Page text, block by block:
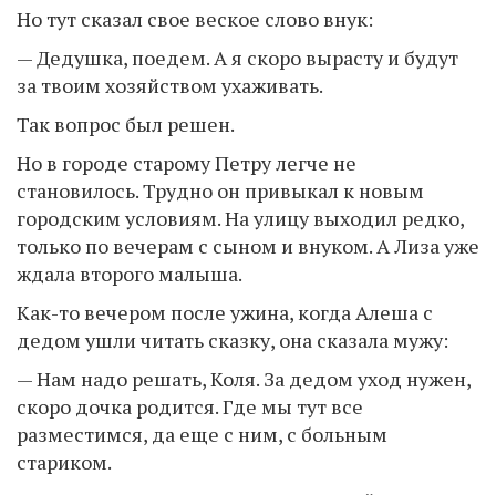
Но тут сказал свое веское слово внук:
— Дедушка, поедем. А я скоро вырасту и будут
за твоим хозяйством ухаживать.
Так вопрос был решен.
Но в городе старому Петру легче не
становилось. Трудно он привыкал к новым
городским условиям. На улицу выходил редко,
только по вечерам с сыном и внуком. А Лиза уже
ждала второго малыша.
Как-то вечером после ужина, когда Алеша с
дедом ушли читать сказку, она сказала мужу:
— Нам надо решать, Коля. За дедом уход нужен,
скоро дочка родится. Где мы тут все
разместимся, да еще с ним, с больным
стариком.